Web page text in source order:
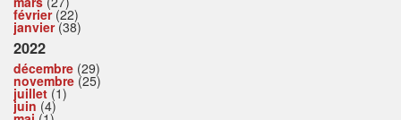
février(22)
janvier(38)
2022
décembre (29)
novembre (25)
juillet (1)
juin (4)